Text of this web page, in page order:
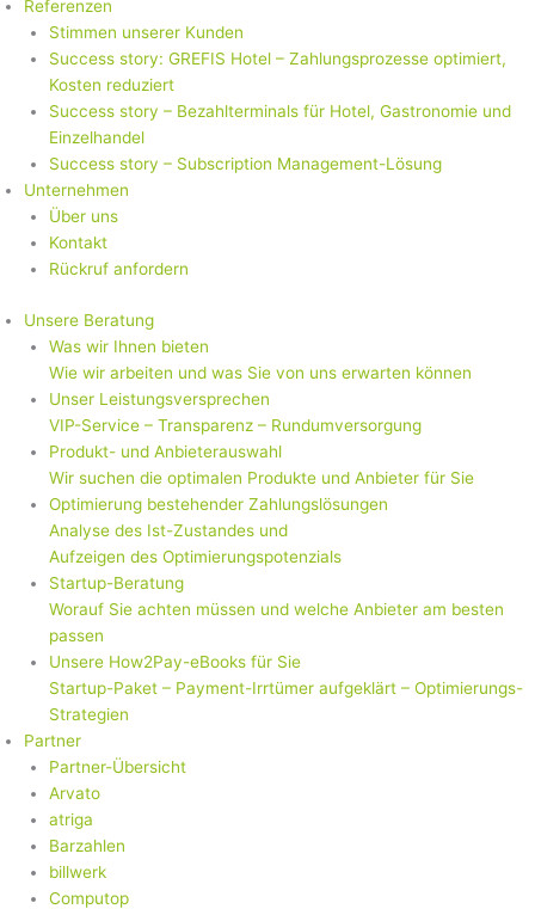
Referenzen
Stimmen unserer Kunden
Success story: GREFIS Hotel – Zahlungsprozesse optimiert,
Kosten reduziert
Success story – Bezahlterminals für Hotel, Gastronomie und
Einzelhandel
Success story – Subscription Management-Lösung
Unternehmen
Über uns
Kontakt
Rückruf anfordern
Unsere Beratung
Was wir Ihnen bieten
Wie wir arbeiten und was Sie von uns erwarten können
Unser Leistungsversprechen
VIP-Service – Transparenz – Rundumversorgung
Produkt- und Anbieterauswahl
Wir suchen die optimalen Produkte und Anbieter für Sie
Optimierung bestehender Zahlungslösungen
Analyse des Ist-Zustandes und
Aufzeigen des Optimierungspotenzials
Startup-Beratung
Worauf Sie achten müssen und welche Anbieter am besten
passen
Unsere How2Pay-eBooks für Sie
Startup-Paket – Payment-Irrtümer aufgeklärt – Optimierungs-
Strategien
Partner
Partner-Übersicht
Arvato
atriga
Barzahlen
billwerk
Computop